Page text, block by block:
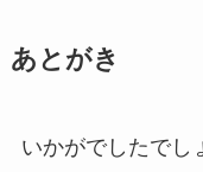
あとがき
いかがでしたでし